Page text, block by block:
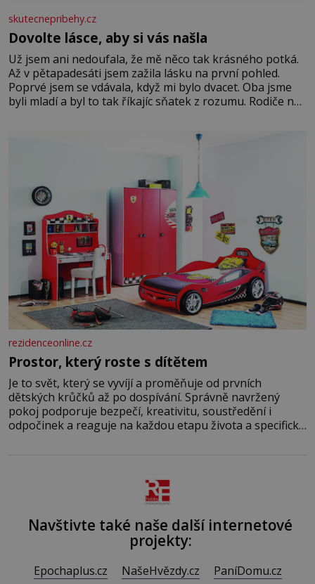
skutecnepribehy.cz
Dovolte lásce, aby si vás našla
Už jsem ani nedoufala, že mě něco tak krásného potká.
Až v pětapadesáti jsem zažila lásku na první pohled.
Poprvé jsem se vdávala, když mi bylo dvacet. Oba jsme
byli mladí a byl to tak říkajíc sňatek z rozumu. Rodiče nás
rezidenceonline.cz
Prostor, který roste s dítětem
Je to svět, který se vyvíjí a proměňuje od prvních
dětských krůčků až po dospívání. Správně navržený
pokoj podporuje bezpečí, kreativitu, soustředění i
odpočinek a reaguje na každou etapu života a specifické
Navštivte také naše další internetové
projekty:
Epochaplus.cz NašeHvězdy.cz
PaníDomu.cz